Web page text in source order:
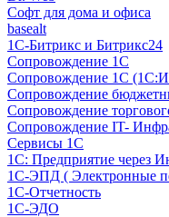
Софт для дома и офиса
basealt
1С-Битрикс и Битрикс24
Сопровождение 1С
Сопровождение 1С
Сопровождение
Сопровождение
Сопровождение IT-
Сервисы 1С
1С: Предприятие через
1С-ЭПД ( Электронные
1С-Отчетность
1С-ЭДО